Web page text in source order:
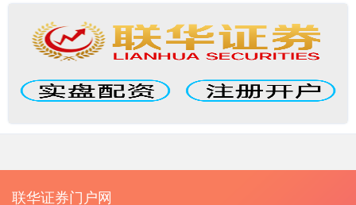
联华证券门户网